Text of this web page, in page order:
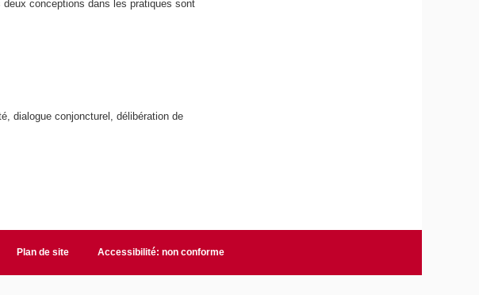
deux conceptions dans les pratiques sont
dialogue conjoncturel, délibération de
Plan de site Accessibilité: non conforme